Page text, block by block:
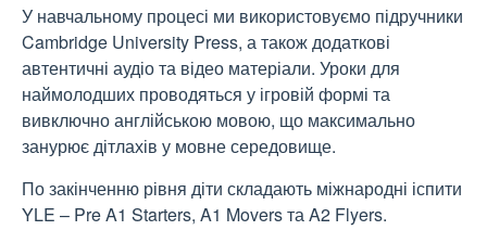
У навчальному процесі ми використовуємо підручники
Cambridge University Press, а також додаткові
автентичні аудіо та відео матеріали. Уроки для
наймолодших проводяться у ігровій формі та
вивключно англійською мовою, що максимально
занурює дітлахів у мовне середовище.
По закінченню рівня діти складають міжнародні іспити
YLE – Pre A1 Starters, A1 Movers та A2 Flyers.